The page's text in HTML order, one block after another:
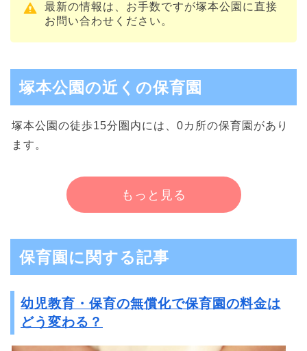
最新の情報は、お手数ですが塚本公園に直接
お問い合わせください。
塚本公園の近くの保育園
塚本公園の徒歩15分圏内には、0カ所の保育園があり
ます。
もっと見る
保育園に関する記事
幼児教育・保育の無償化で保育園の料金は
どう変わる？